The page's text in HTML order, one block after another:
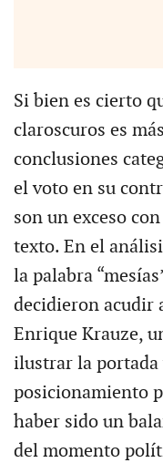
Si bien es cierto
claroscuros es
conclusiones
el voto en su
son un exceso
texto. En el
la palabra
decidieron
Enrique Krauze,
ilustrar la
posicionamiento
haber sido un
del momento